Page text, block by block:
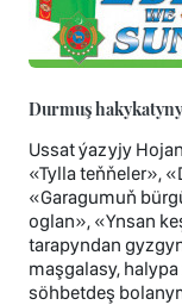
Durmuş
Ussat ýazyjy
«Tylla teňňeler»,
«Garagumuň
oglan», «Ynsan
tarapyndan
maşgalasy,
söhbetdeş